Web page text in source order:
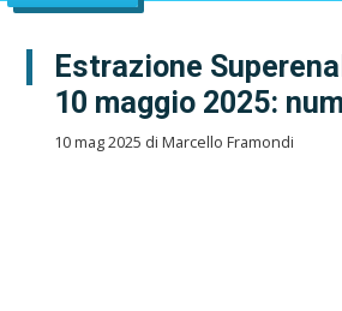
Estrazione
10 maggio 2025:
10 mag 2025 di Marcello Framondi